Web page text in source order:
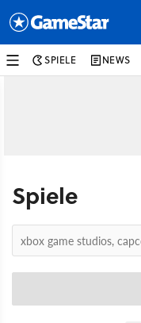
SPIELE NEWS
Spiele